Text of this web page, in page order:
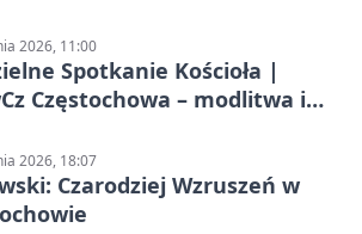
2026, 11:00
Spotkanie Kościoła |
Częstochowa – modlitwa i
2026, 18:07
Czarodziej Wzruszeń w